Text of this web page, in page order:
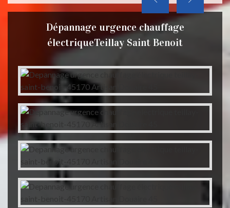
Dépannage urgence chauffage
électriqueTeillay Saint Benoit